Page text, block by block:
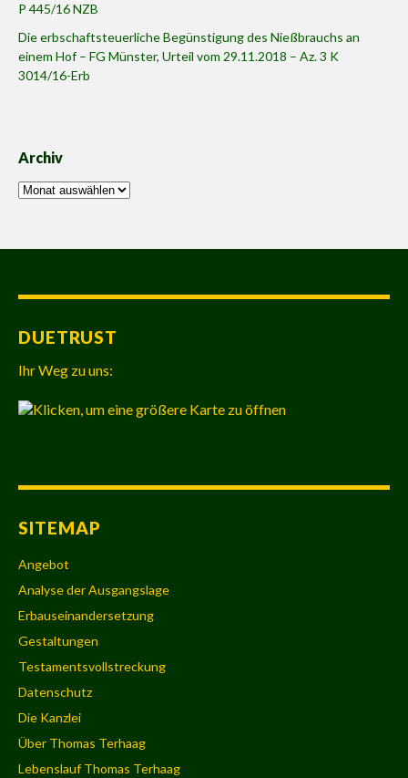
P 445/16 NZB
Die erbschaftsteuerliche Begünstigung des Nießbrauchs an
einem Hof – FG Münster, Urteil vom 29.11.2018 – Az. 3 K
3014/16-Erb
Archiv
Archiv
DUETRUST
Ihr Weg zu uns:
SITEMAP
Angebot
Analyse der Ausgangslage
Erbauseinandersetzung
Gestaltungen
Testamentsvollstreckung
Datenschutz
Die Kanzlei
Über Thomas Terhaag
Lebenslauf Thomas Terhaag